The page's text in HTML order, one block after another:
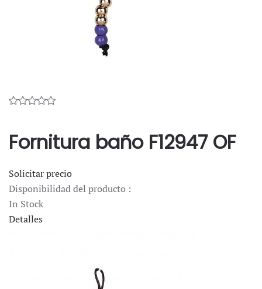
Fornitura baño F12947 OF
Solicitar precio
Disponibilidad del producto :
In Stock
Detalles